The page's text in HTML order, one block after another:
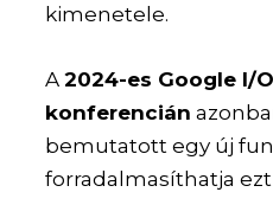
kimenetele.
A2024-es Google I/
konferencián
bemutatott egy új
forradalmasíthatja